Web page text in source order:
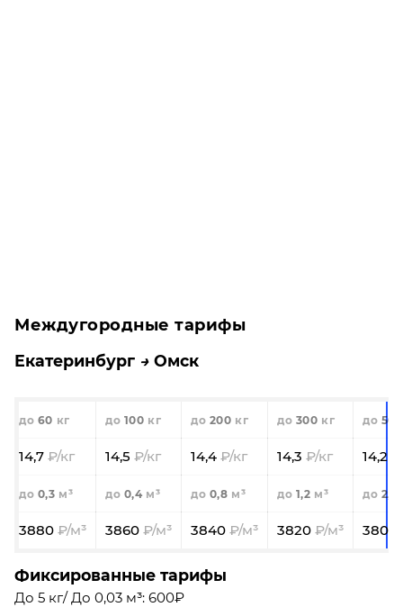
Междугородные тарифы
Екатеринбург Омск
60 100 200 300 500
14,7 14,5 14,4 14,3 14,2
0,3 0,4 0,8 1,2 2,0
3880 3860 3840 3820 3800
Фиксированные тарифы
До 5 кг/ До 0,03 м³: 600₽